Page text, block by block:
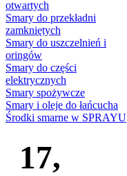
otwartych
Smary do przekładni
zamkniętych
Smary do uszczelnień i
oringów
Smary do części
elektrycznych
Smary spożywcze
Smary i oleje do łańcucha
Środki smarne w SPRAYU
17,